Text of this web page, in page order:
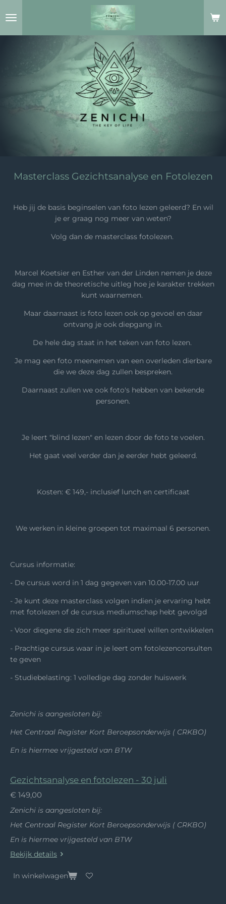
direct
Masterclass Gezichtsanalyse en Fotolezen
Heb jij de basis beginselen van foto lezen geleerd? En wil
je er graag nog meer van weten?
Volg dan de masterclass fotolezen.
Marcel Koetsier en Esther van der Linden nemen je deze
dag mee in de theoretische uitleg hoe je karakter trekken
kunt waarnemen.
Maar daarnaast is foto lezen ook op gevoel en daar
ontvang je ook diepgang in.
De hele dag staat in het teken van foto lezen.
Je mag een foto meenemen van een overleden dierbare
die we deze dag zullen bespreken.
Daarnaast zullen we ook foto's hebben van bekende
personen.
Je leert "blind lezen" en lezen door de foto te voelen.
Het gaat veel verder dan je eerder hebt geleerd.
Kosten: € 149,- inclusief lunch en certificaat
We werken in kleine groepen tot maximaal 6 personen.
Cursus informatie:
- De cursus word in 1 dag gegeven van 10.00-17.00 uur
- Je kunt deze masterclass volgen indien je ervaring hebt
met fotolezen of de cursus mediumschap hebt gevolgd
- Voor diegene die zich meer spiritueel willen ontwikkelen
- Prachtige cursus waar in je leert om fotolezenconsulten
te geven
- Studiebelasting: 1 volledige dag zonder huiswerk
Zenichi is aangesloten bij:
Het Centraal Register Kort Beroepsonderwijs ( CRKBO)
En is hiermee vrijgesteld van BTW
Gezichtsanalyse en fotolezen - 30 juli
€ 149,00
Zenichi is aangesloten bij:
Het Centraal Register Kort Beroepsonderwijs ( CRKBO)
En is hiermee vrijgesteld van BTW
Bekijk details
In winkelwagen